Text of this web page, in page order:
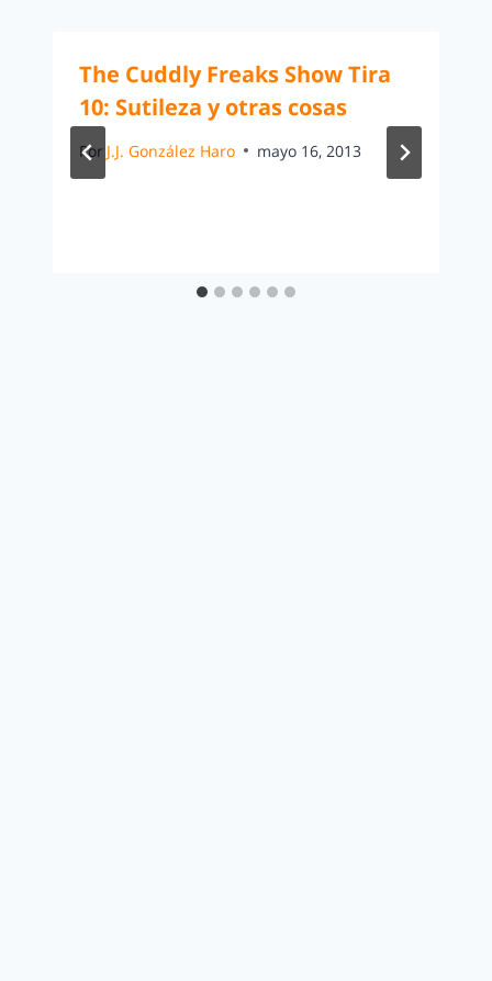
The Cuddly Freaks Show Tira
10: Sutileza y otras cosas
Por J.J. González Haro mayo 16, 2013